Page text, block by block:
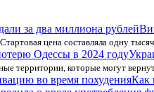
цена составляла одну
территории, которые могут
Как